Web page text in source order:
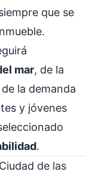
que se
mar, de la
la demanda
y jóvenes
.
de las